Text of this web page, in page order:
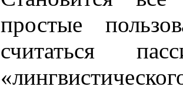
простые
считаться